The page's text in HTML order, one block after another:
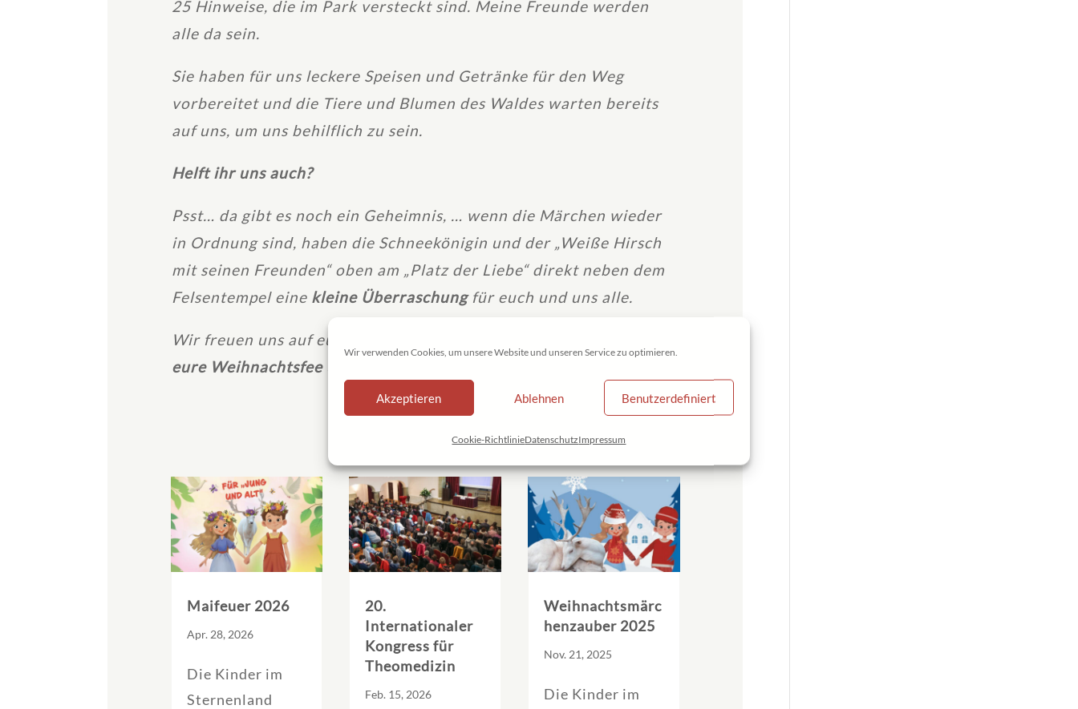
Wir verwenden Cookies, um unsere Website und unseren Service zu optimieren.
Akzeptieren Ablehnen Benutzerdefiniert
Cookie-RichtlinieDatenschutzImpressum
25 Hinweise, die im Park versteckt sind. Meine Freunde werden
alle da sein.
Sie haben für uns leckere Speisen und Getränke für den Weg
vorbereitet und die Tiere und Blumen des Waldes warten bereits
auf uns, um uns behilflich zu sein.
Helft ihr uns auch?
Psst… da gibt es noch ein Geheimnis, … wenn die Märchen wieder
in Ordnung sind, haben die Schneekönigin und der „Weiße Hirsch
mit seinen Freunden“ oben am „Platz der Liebe“ direkt neben dem
Felsentempel eine kleine Überraschungfür euch und uns alle.
Wir freuen uns auf euch und danke, dass ihr uns helft,
eure Weihnachtsfee und ihre Freunde
Maifeuer 2026
Apr. 28, 2026
Die Kinder im
Sternenland
20.
Internationaler
Kongress für
Theomedizin
Feb. 15, 2026
Weihnachtsmärc
henzauber 2025
Nov. 21, 2025
Die Kinder im